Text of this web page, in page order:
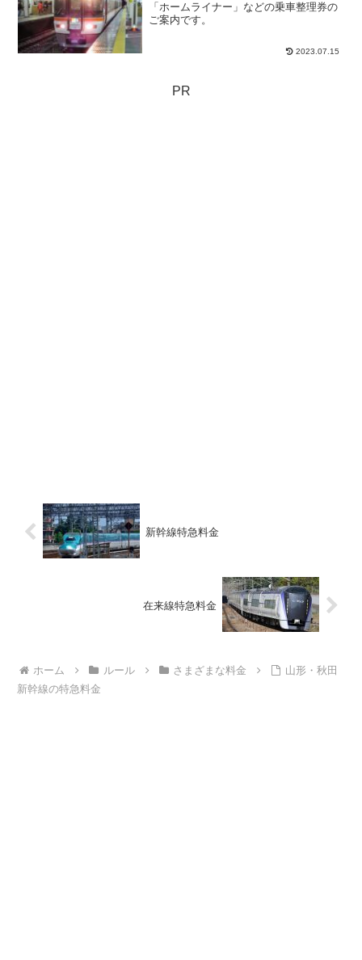
「ホームライナー」などの乗車整理券の
ご案内です。
2023.07.15
PR
新幹線特急料金
在来線特急料金
ホーム ルール さまざまな料金
山形・秋田
新幹線の特急料金